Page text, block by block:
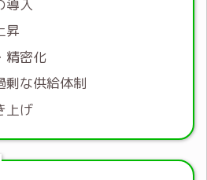
導入
昇
精密化
剰な供給体制
上げ